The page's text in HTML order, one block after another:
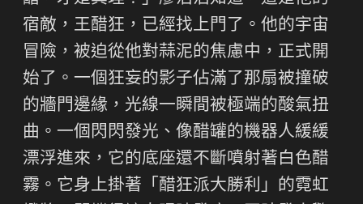
宿敵，王醋狂，已經找上門了。他的宇宙
冒險，被迫從他對蒜泥的焦慮中，正式開
始了。一個狂妄的影子佔滿了那扇被撞破
的牆門邊緣，光線一瞬間被極端的酸氣扭
曲。一個閃閃發光、像醋罐的機器人緩緩
漂浮進來，它的底座還不斷噴射著白色醋
霧。它身上掛著「醋狂派大勝利」的霓虹